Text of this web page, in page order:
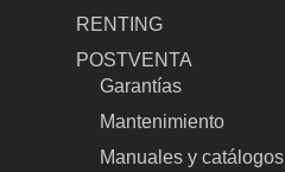
RENTING
POSTVENTA
Garantías
Mantenimiento
Manuales y catálogos